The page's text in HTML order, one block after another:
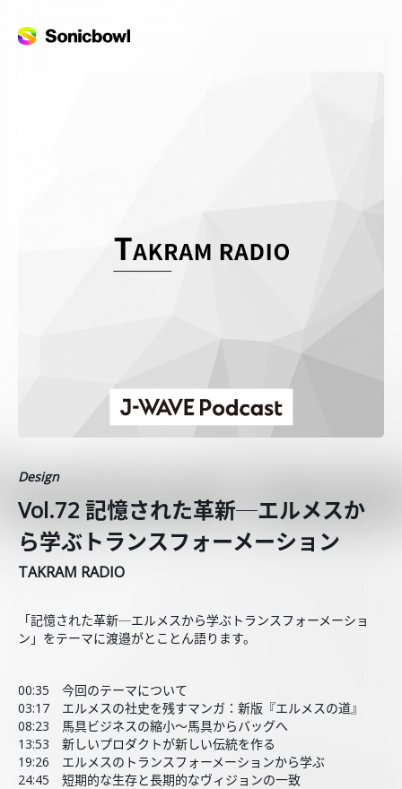
Design
Vol.72 記憶された革新─エルメスか
ら学ぶトランスフォーメーション
TAKRAM RADIO
「記憶された革新─エルメスから学ぶトランスフォーメーショ
ン」をテーマに渡邉がとことん語ります。
00:35 今回のテーマについて
03:17 エルメスの社史を残すマンガ：新版『エルメスの道』
08:23 馬具ビジネスの縮小～馬具からバッグへ
13:53 新しいプロダクトが新しい伝統を作る
19:26 エルメスのトランスフォーメーションから学ぶ
24:45 短期的な生存と長期的なヴィジョンの一致